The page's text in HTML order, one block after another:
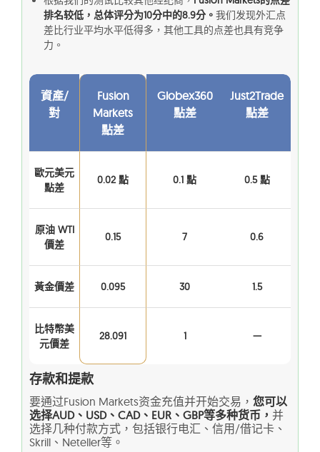
排名较低，总体评分为10分中的8.9分。 我们发现外汇点
差比行业平均水平低得多，其他工具的点差也具有竞争
力。
資產/
對
Fusion
Markets
點差
Globex360
點差
Just2Trade
點差
歐元美元
點差
0.02 點 0.1 點 0.5 點
原油 WTI
價差
0.15 7 0.6
黃金價差 0.095 30 1.5
比特幣美
元價差
28.091 1 —
存款和提款
要通过Fusion Markets资金充值并开始交易， 您可以
选择AUD、USD、CAD、EUR、GBP等多种货币， 并
选择几种付款方式，包括银行电汇、信用/借记卡、
Skrill、Neteller等。